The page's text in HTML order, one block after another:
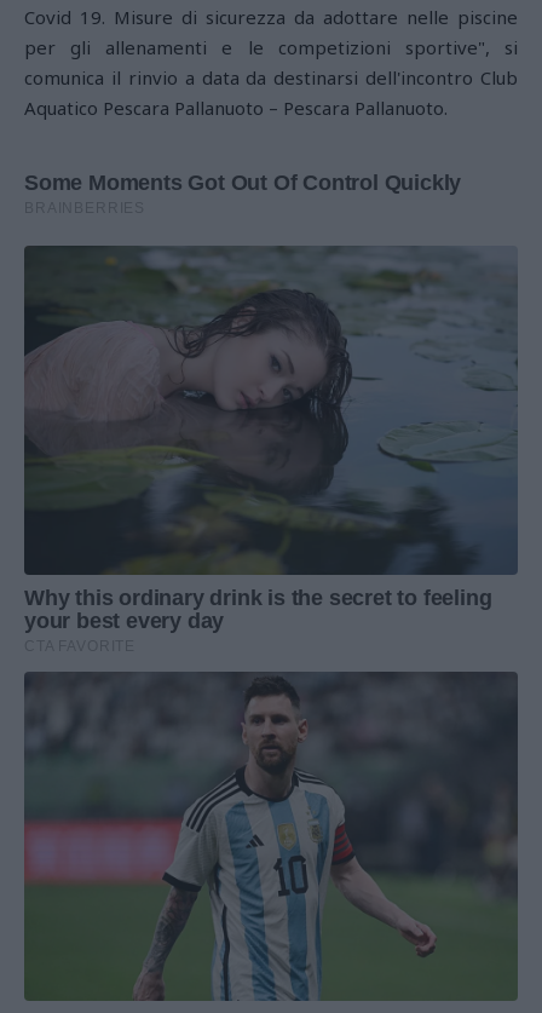
Covid 19. Misure di sicurezza da adottare nelle piscine
per gli allenamenti e le competizioni sportive", si
comunica il rinvio a data da destinarsi dell'incontro Club
Aquatico Pescara Pallanuoto – Pescara Pallanuoto.